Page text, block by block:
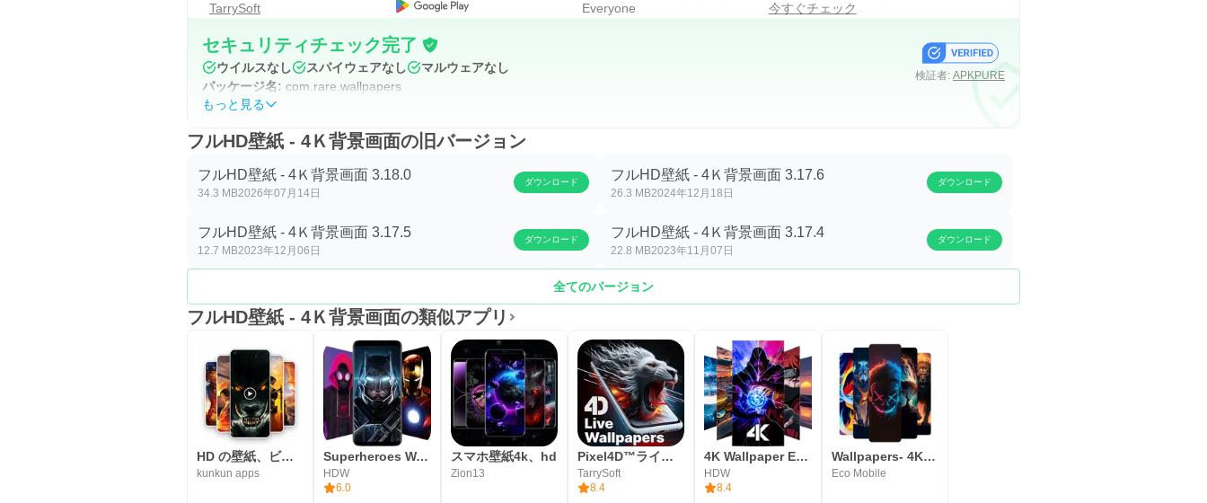
TarrySoft
Everyone
今すぐチェック
セキュリティチェック完了
ウイルスなし スパイウェアなし
マルウェアなし
パッケージ名: com.rare.wallpapers
もっと見る
検証者: APKPURE
フルHD壁紙 - 4Ｋ背景画面の旧バージョン
フルHD壁紙 - 4Ｋ背景画面 3.18.0
34.3 MB2026年07月14日
ダウンロード フルHD壁紙 - 4Ｋ背景画面 3.17.6
26.3 MB2024年12月18日
ダウンロード
フルHD壁紙 - 4Ｋ背景画面 3.17.5
12.7 MB2023年12月06日
ダウンロード フルHD壁紙 - 4Ｋ背景画面 3.17.4
22.8 MB2023年11月07日
ダウンロード
全てのバージョン
フルHD壁紙 - 4Ｋ背景画面の類似アプリ
HD の壁紙、ビデオの壁紙
kunkun apps
Superheroes Wallpapers - 4K Backgrounds
HDW
6.0
スマホ壁紙4k、hd
Zion13
Pixel4D™ライブ壁紙
TarrySoft
8.4
4K Wallpaper Expert
HDW
8.4
Wallpapers- 4K Wallpapers
Eco Mobile